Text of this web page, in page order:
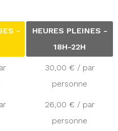
-
HEURES PLEINES -
18H-22H
30,00 € / par
personne
26,00 € / par
personne